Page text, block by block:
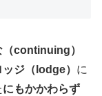
（continuing）
ッジ（lodge） に
にもかかわらず